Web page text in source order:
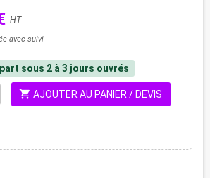
HT
avec suivi
sous 2 à 3 jours ouvrés
shopping_cart AJOUTER AU PANIER / DEVIS